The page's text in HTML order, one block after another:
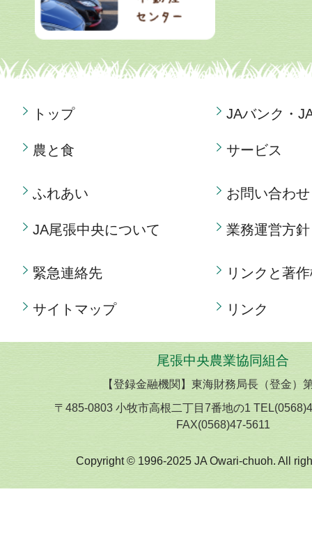
トップ
農と食
JAバンク・
サービス
ふれあい
JA尾張中央について
お問い合わせ
業務運営方針
緊急連絡先
サイトマップ
リンクと著
リンク
尾張中央農業協同組合
【登録金融機関】東海財務局長（登金）
〒485-0803 小牧市高根二丁目7番地の1
FAX(0568)47-5611
Copyright © 1996-2025 JA Owari-chuoh. All